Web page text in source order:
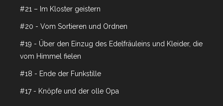
#21 – Im Kloster geistern
#20 - Vom Sortieren und Ordnen
#19 - Über den Einzug des Edelfräuleins und Kleider, die
vom Himmel fielen
#18 - Ende der Funkstille
#17 - Knöpfe und der olle Opa